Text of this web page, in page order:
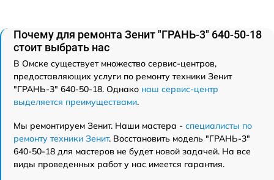
Почему для ремонта Зенит "ГРАНЬ-3" 640-50-18
стоит выбрать нас
В Омске существует множество сервис-центров,
предоставляющих услуги по ремонту техники Зенит
"ГРАНЬ-3" 640-50-18. Однако наш сервис-центр
выделяется преимуществами.
Мы ремонтируем Зенит. Наши мастера - специалисты по
ремонту техники Зенит. Восстановить модель "ГРАНЬ-3"
640-50-18 для мастеров не будет новой задачей. На все
виды проведенных работ у нас имеется гарантия.